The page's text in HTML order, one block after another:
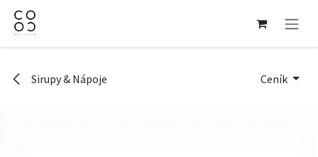
Přejít na obsah
Sirupy & Nápoje Ceník